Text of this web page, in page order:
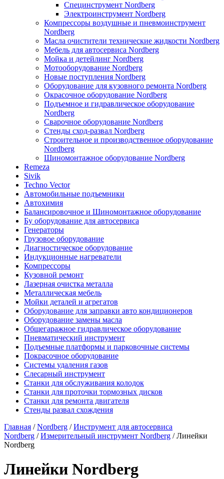
Специнструмент Nordberg
Электроинструмент Nordberg
Компрессоры воздушные и пневмоинструмент
Nordberg
Масла очистители технические жидкости Nordberg
Мебель для автосервиса Nordberg
Мойка и детейлинг Nordberg
Мотооборудование Nordberg
Новые поступления Nordberg
Оборудование для кузовного ремонта Nordberg
Окрасочное оборудование Nordberg
Подъемное и гидравлическое оборудование
Nordberg
Сварочное оборудование Nordberg
Стенды сход-развал Nordberg
Строительное и производственное оборудование
Nordberg
Шиномонтажное оборудование Nordberg
Remeza
Sivik
Techno Vector
Автомобильные подъемники
Автохимия
Балансировочное и Шиномонтажное оборудование
Бу оборудование для автосервиса
Генераторы
Грузовое оборудование
Диагностическое оборудование
Индукционные нагреватели
Компрессоры
Кузовной ремонт
Лазерная очистка металла
Металлическая мебель
Мойки деталей и агрегатов
Оборудование для заправки авто кондиционеров
Оборудование замены масла
Общегаражное гидравлическое оборудование
Пневматический инструмент
Подъемные платформы и парковочные системы
Покрасочное оборудование
Системы удаления газов
Слесарный инструмент
Станки для обслуживания колодок
Станки для проточки тормозных дисков
Станки для ремонта двигателя
Стенды развал схождения
Главная /Nordberg /Инструмент для автосервиса
Nordberg /Измерительный инструмент Nordberg / Линейки
Nordberg
Линейки Nordberg